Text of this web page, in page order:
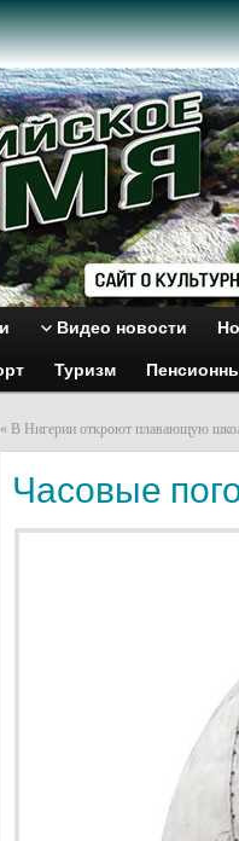
Видео новости
Туризм
« В Нигерии откроют плавающую
Часовые